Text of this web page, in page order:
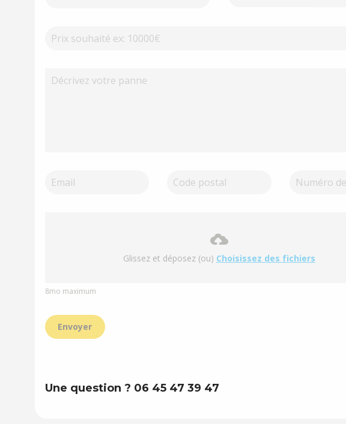
Glissez et déposez (ou) Choisissez des fichiers
8mo maximum
Envoyer
Une question ? 06 45 47 39 47